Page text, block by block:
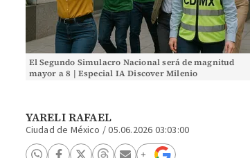
El Segundo Simulacro Nacional será de magnitud
mayor a 8 | Especial IA Discover Milenio
YARELI RAFAEL
Ciudad de México /05.06.2026 03:03:00